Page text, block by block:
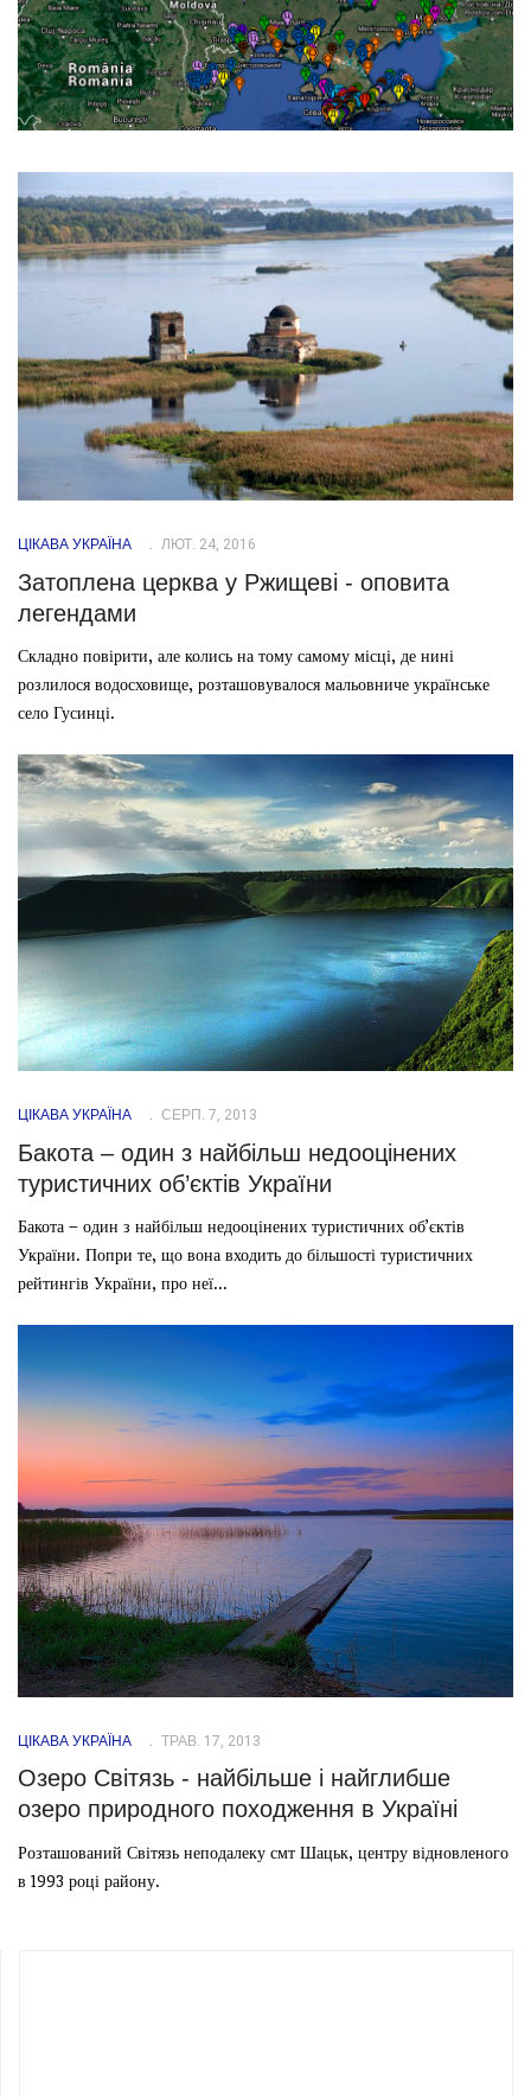
ЦІКАВА УКРАЇНА ЛЮТ. 24, 2016
Затоплена церква у Ржищеві - оповита
легендами
Складно повірити, але колись на тому самому місці, де нині
розлилося водосховище, розташовувалося мальовниче українське
село Гусинці.
ЦІКАВА УКРАЇНА СЕРП. 7, 2013
Бакота – один з найбільш недооцінених
туристичних об’єктів України
Бакота – один з найбільш недооцінених туристичних об’єктів
України. Попри те, що вона входить до більшості туристичних
рейтингів України, про неї...
ЦІКАВА УКРАЇНА ТРАВ. 17, 2013
Озеро Світязь - найбільше і найглибше
озеро природного походження в Україні
Розташований Світязь неподалеку смт Шацьк, центру відновленого
в 1993 році району.